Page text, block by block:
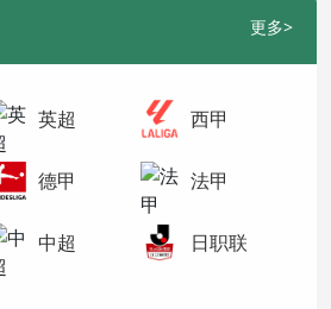
更多>
英超 西甲
德甲 法甲
中超 日职联